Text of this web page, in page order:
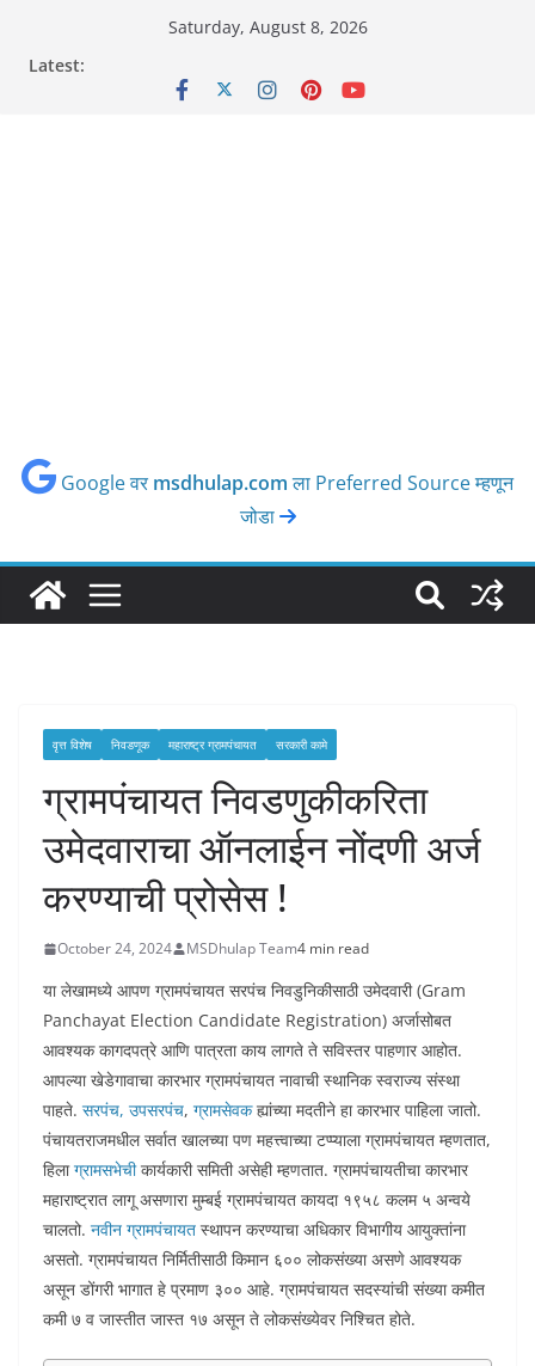
Saturday, August 8, 2026
Latest:
Google वर msdhulap.comला Preferred Source म्हणून
जोडा
वृत्त विशेष निवडणूक महाराष्ट्र ग्रामपंचायत सरकारी कामे
ग्रामपंचायत निवडणुकीकरिता
उमेदवाराचा ऑनलाईन नोंदणी अर्ज
करण्याची प्रोसेस !
October 24, 2024 MSDhulap Team4 min read
या लेखामध्ये आपण ग्रामपंचायत सरपंच निवडुनिकीसाठी उमेदवारी (Gram
Panchayat Election Candidate Registration) अर्जासोबत
आवश्यक कागदपत्रे आणि पात्रता काय लागते ते सविस्तर पाहणार आहोत.
आपल्या खेडेगावाचा कारभार ग्रामपंचायत नावाची स्थानिक स्वराज्य संस्था
पाहते. सरपंच, उपसरपंच, ग्रामसेवकह्यांच्या मदतीने हा कारभार पाहिला जातो.
पंचायतराजमधील सर्वात खालच्या पण महत्त्वाच्या टप्प्याला ग्रामपंचायत म्हणतात,
हिलाग्रामसभेचीकार्यकारी समिती असेही म्हणतात. ग्रामपंचायतीचा कारभार
महाराष्ट्रात लागू असणारा मुम्बई ग्रामपंचायत कायदा १९५८ कलम ५ अन्वये
चालतो. नवीन ग्रामपंचायत स्थापन करण्याचा अधिकार विभागीय आयुक्तांना
असतो. ग्रामपंचायत निर्मितीसाठी किमान ६०० लोकसंख्या असणे आवश्यक
असून डोंगरी भागात हे प्रमाण ३०० आहे. ग्रामपंचायत सदस्यांची संख्या कमीत
कमी ७ व जास्तीत जास्त १७ असून ते लोकसंख्येवर निश्चित होते.